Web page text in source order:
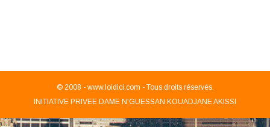
© 2008 - www.loidici.com - Tous droits réservés.
INITIATIVE PRIVEE DAME N'GUESSAN KOUADJANE AKISSI